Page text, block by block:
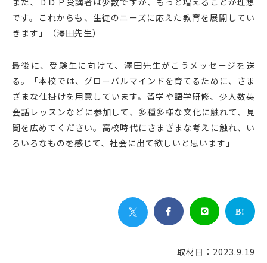
です。これからも、生徒のニーズに応えた教育を展開してい
きます」（澤田先生）
最後に、受験生に向けて、澤田先生がこうメッセージを送
る。「本校では、グローバルマインドを育てるために、さま
ざまな仕掛けを用意しています。留学や語学研修、少人数英
会話レッスンなどに参加して、多種多様な文化に触れて、見
聞を広めてください。高校時代にさまざまな考えに触れ、い
ろいろなものを感じて、社会に出て欲しいと思います」
  B!
取材日：2023.9.19